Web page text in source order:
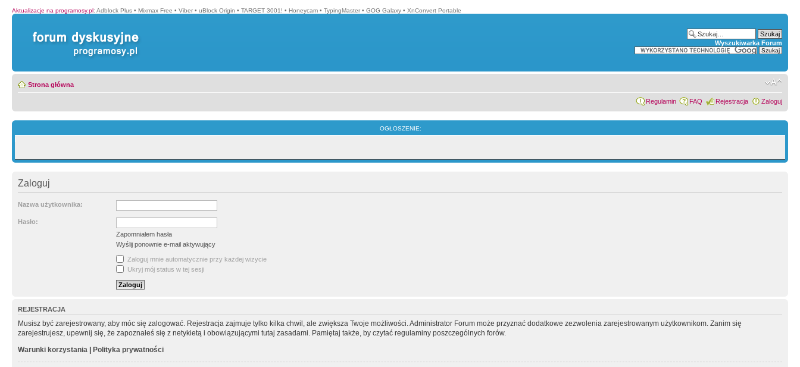
Aktualizacje na programosy.pl: Adblock Plus • Mixmax Free • Viber • uBlock Origin • TARGET 3001! • Honeycam • TypingMaster • GOG Galaxy • XnConvert Portable
Wyszukiwarka Forum
Strona główna
Regulamin FAQ Rejestracja Zaloguj
OGŁOSZENIE:
Zaloguj
Nazwa użytkownika:
Hasło:
Zapomniałem hasła
Wyślij ponownie e-mail aktywujący
Zaloguj mnie automatycznie przy każdej wizycie
Ukryj mój status w tej sesji
REJESTRACJA
Musisz być zarejestrowany, aby móc się zalogować. Rejestracja zajmuje tylko kilka chwil, ale zwiększa Twoje możliwości. Administrator Forum może przyznać dodatkowe zezwolenia zarejestrowanym użytkownikom. Zanim się
zarejestrujesz, upewnij się, że zapoznałeś się z netykietą i obowiązującymi tutaj zasadami. Pamiętaj także, by czytać regulaminy poszczególnych forów.
Warunki korzystania | Polityka prywatności